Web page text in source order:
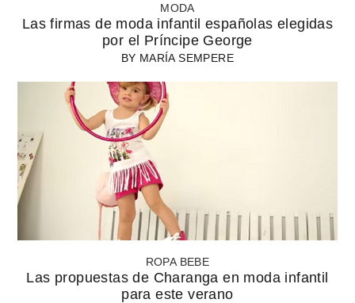
MODA
Las firmas de moda infantil españolas elegidas
por el Príncipe George
BY MARÍA SEMPERE
ROPA BEBE
Las propuestas de Charanga en moda infantil
para este verano